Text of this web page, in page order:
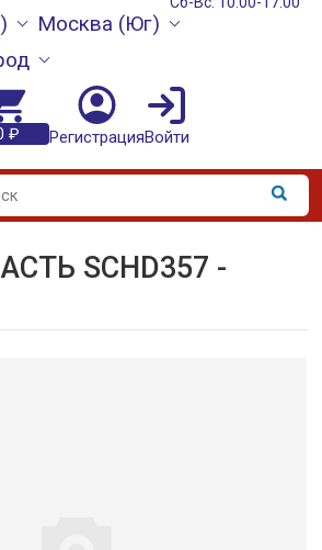
Москва (Юг)
₽ РегистрацияВойти
SCHD357 -